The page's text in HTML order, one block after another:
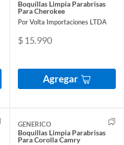
Boquillas Limpia Parabrisas
Para Cherokee
Por Volta Importaciones LTDA
$ 15.990
Agregar
GENERICO
Boquillas Limpia Parabrisas
Para Corolla Camry